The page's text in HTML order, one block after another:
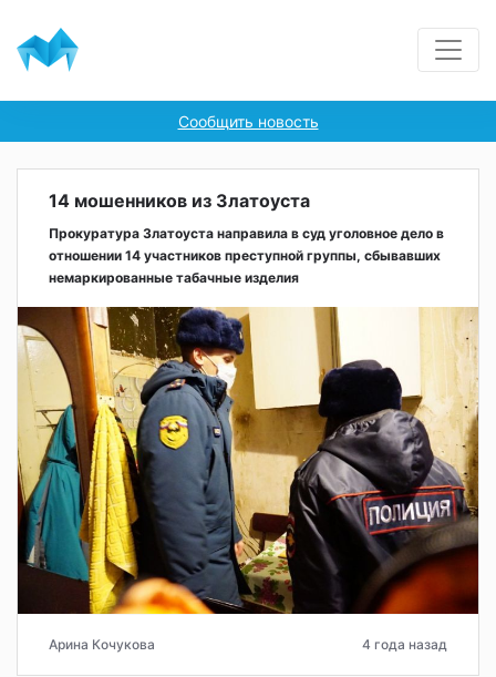
Сообщить новость
14 мошенников из Златоуста
Прокуратура Златоуста направила в суд уголовное дело в
отношении 14 участников преступной группы, сбывавших
немаркированные табачные изделия
Арина Кочукова 4 года назад